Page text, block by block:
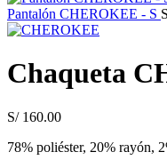
Pantalón CHEROKEE - S
Chaqueta
S/160.00
78% poliéster, 20% rayón,